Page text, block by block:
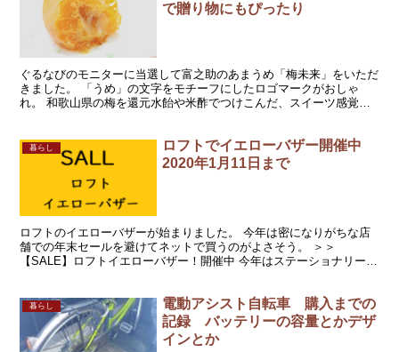
で贈り物にもぴったり
ぐるなびのモニターに当選して富之助のあまうめ「梅未来」をいただ
きました。 「うめ」の文字をモチーフにしたロゴマークがおしゃ
れ。 和歌山県の梅を還元水飴や米酢でつけこんだ、スイーツ感覚の
暮らし
ロフトでイエローバザー開催中
2020年1月11日まで
ロフトのイエローバザーが始まりました。 今年は密になりがちな店
舗での年末セールを避けてネットで買うのがよさそう。 ＞＞
【SALE】ロフトイエローバザー！開催中 今年はステーショナリーが
暮らし
電動アシスト自転車 購入までの
記録 バッテリーの容量とかデザ
インとか